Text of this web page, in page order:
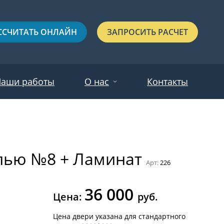
ОНЛАЙН ЗАПРОСИТЬ РАСЧЕТ
Черные
работы О нас Контакты
№8 + Ламинат Арт:226
Цена: 36 000 руб.
Цена двери указана для стандартного